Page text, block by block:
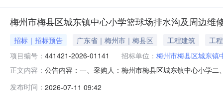
梅州市梅县区城东镇中心小学篮球场排水沟及周边维
招标｜招标预告 广东省｜梅州市｜梅县区 工程建筑
工程
项目编号： 441421-2026-01141 招标单位： 梅州市梅县区城东镇
正文内容： 公告内容：一、采购人：梅州市梅县区城东镇中心小学
镇中心小学发布时间：2026-07-1109:22:25
发布时间： 2026-07-11 09:42